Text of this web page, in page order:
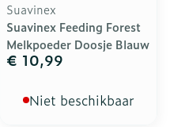
Suavinex
Suavinex Feeding Forest
Melkpoeder Doosje Blauw
€ 10,99
Niet beschikbaar